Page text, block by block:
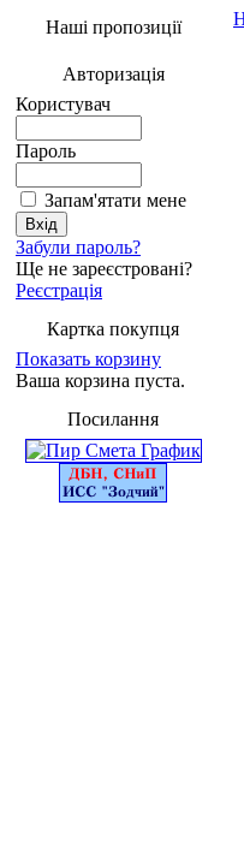
Наші пропозиції
Авторизація
Користувач
Пароль
Запам'ятати мене
Забули пароль?
Ще не зареєстровані?
Реєстрація
Картка покупця
Показать корзину
Ваша корзина пуста.
Посилання